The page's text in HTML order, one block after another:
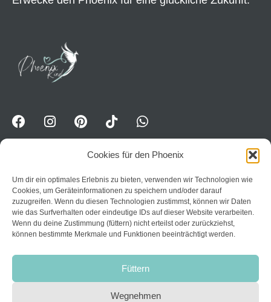
Cookies für den Phoenix
Um dir ein optimales Erlebnis zu bieten, verwenden wir Technologien wie
Cookies, um Geräteinformationen zu speichern und/oder darauf
zuzugreifen. Wenn du diesen Technologien zustimmst, können wir Daten
wie das Surfverhalten oder eindeutige IDs auf dieser Website verarbeiten.
Wenn du deine Zustimmung (füttern) nicht erteilst oder zurückziehst,
können bestimmte Merkmale und Funktionen beeinträchtigt werden.
Füttern
Wegnehmen
WhatsApp-Kanal für Erwavhsene: Jetzt Impulse
erhalten:
Trete dem Kanal PhoenixPower bei
Home
Kontakt
Datenschutzerklärung
AGB
Impressum
Widerruf